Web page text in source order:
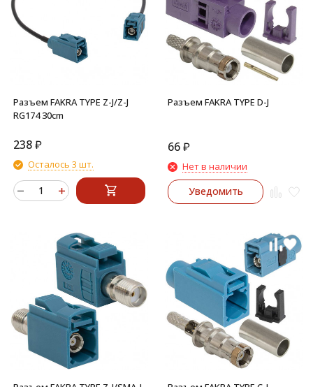
Разъем FAKRA TYPE Z-J/Z-J
RG174 30cm
238₽
Осталось 3 шт.
Разъем FAKRA TYPE D-J
66₽
Нет в наличии
Уведомить